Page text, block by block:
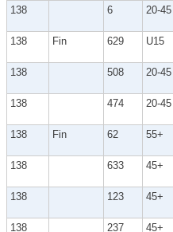
138
6 20-45
138
Fin 629 U15
138
508 20-45
138
474 20-45
138
Fin 62 55+
138
633 45+
138
123 45+
138
237 45+